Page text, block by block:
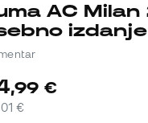
izdanje
,99 €
€